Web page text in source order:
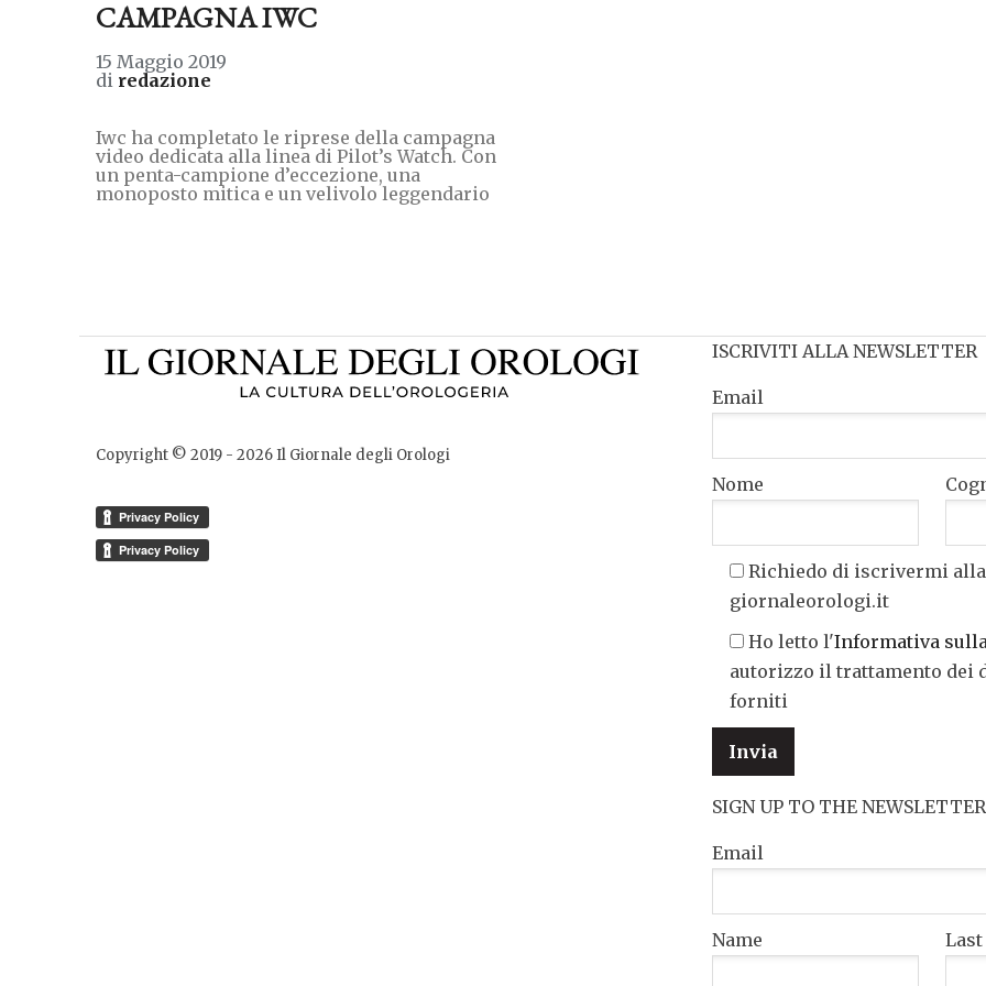
CAMPAGNA IWC
15 Maggio 2019
di redazione
Iwc ha completato le riprese della campagna
video dedicata alla linea di Pilot’s Watch. Con
un penta-campione d’eccezione, una
monoposto mitica e un velivolo leggendario
Copyright © 2019 - 2026Il Giornale degli Orologi
ISCRIVITI ALLA NEWSLETTER
Email
Nome
Richiedo di iscrivermi
giornaleorologi.it
Ho letto l'Informativa
autorizzo il trattamento dei
forniti
SIGN UP TO THE NEWSLETTER
Email
Name Last